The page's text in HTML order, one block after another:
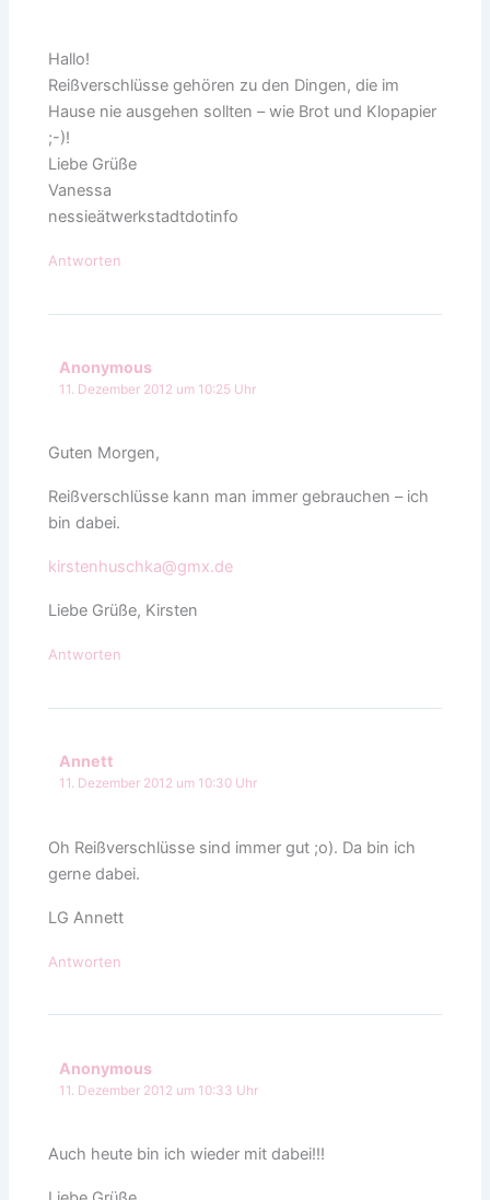
Hallo!
Reißverschlüsse gehören zu den Dingen, die im
Hause nie ausgehen sollten – wie Brot und Klopapier
;-)!
Liebe Grüße
Vanessa
nessieätwerkstadtdotinfo
Antworten
Anonymous
11. Dezember 2012 um 10:25 Uhr
Guten Morgen,
Reißverschlüsse kann man immer gebrauchen – ich
bin dabei.
kirstenhuschka@gmx.de
Liebe Grüße, Kirsten
Antworten
Annett
11. Dezember 2012 um 10:30 Uhr
Oh Reißverschlüsse sind immer gut ;o). Da bin ich
gerne dabei.
LG Annett
Antworten
Anonymous
11. Dezember 2012 um 10:33 Uhr
Auch heute bin ich wieder mit dabei!!!